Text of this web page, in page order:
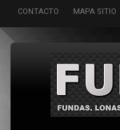
CONTACTO MAPA SITIO